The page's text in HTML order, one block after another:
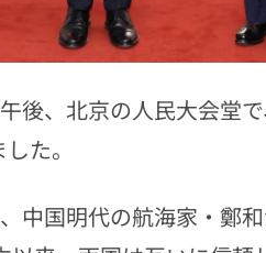
後、北京の人民大会堂
た。
中国明代の航海家・鄭